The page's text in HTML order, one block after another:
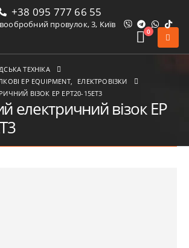
+38 095 777 66 55
провулок, 3, Київ
0
ТЕХНІКА
ЕР EQUIPMENT,
ЕЛЕКТРОВІЗКИ
ВІЗОК EP EPT20-15ET3
електричний візок EP